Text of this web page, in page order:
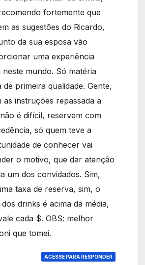
fortemente que
as sugestões do Ricardo,
da sua esposa vão
uma experiência
neste mundo. Só matéria
de primeira qualidade. Gente,
as instruções repassada a
é difícil, reservem com
só quem teve a
de conhecer vai
o motivo, que dar atenção
um dos convidados. Sim,
taxa de reserva, sim, o
drinks é acima da média,
cada $. OBS: melhor
que tomei.
ACESSE PARA RESPONDER